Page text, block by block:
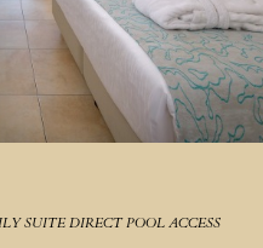
SUITE DIRECT POOL ACCESS